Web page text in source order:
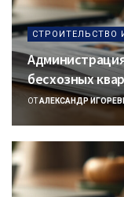
СТРОИТЕЛЬСТВО
бесхозных
ОТ АЛЕКСАНДР